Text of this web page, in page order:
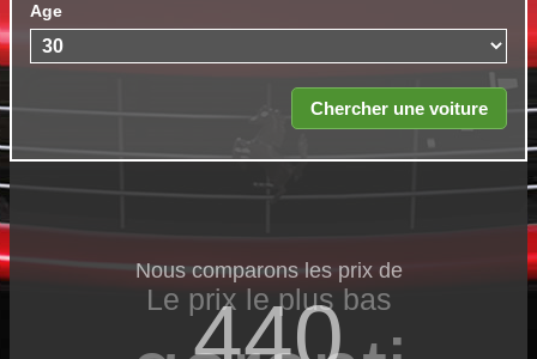
Age
Nous comparons les prix de
440
Le prix le​ plus bas